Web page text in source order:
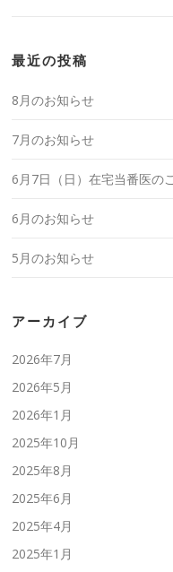
最近の投稿
8月のお知らせ
7月のお知らせ
6月7日（日）在宅当番医の
6月のお知らせ
5月のお知らせ
アーカイブ
2026年7月
2026年5月
2026年1月
2025年10月
2025年8月
2025年6月
2025年4月
2025年1月